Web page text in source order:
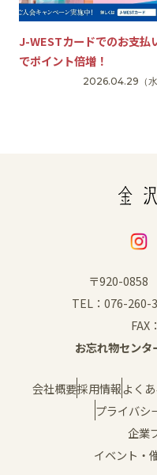
百番街くらぶ
J-WESTカードでのお支払
でポイント倍増！
2026.04.29 （
〒920-0858
TEL：076-260-
FAX
お忘れ物セン
会社概要採用情報よく
プライバシ
企業
イベント・